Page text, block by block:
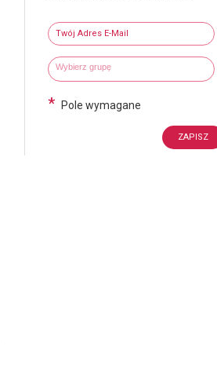
Twój adres e-mail
Wybierz grupy tematyczne
Wpisz wyszukiwaną fraze
* Pole wymagane